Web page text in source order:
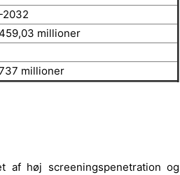
2032
millioner
millioner
af høj screeningspenetration og